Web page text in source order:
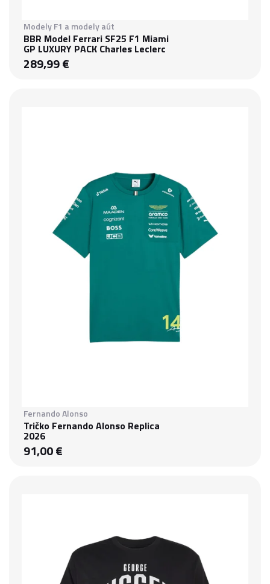
Modely F1 a modely aút
BBR Model Ferrari SF25 F1 Miami
GP LUXURY PACK Charles Leclerc
289,99 €
Fernando Alonso
Tričko Fernando Alonso Replica
2026
91,00 €